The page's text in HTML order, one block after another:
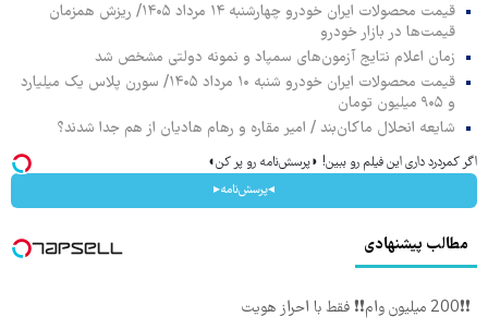
قیمت محصولات ایران خودرو چهارشنبه ۱۴ مرداد ۱۴۰۵/ ریزش همزمان
قیمت‌ها در بازار خودرو
زمان اعلام نتایج آزمون‌های سمپاد و نمونه دولتی مشخص شد
قیمت محصولات ایران خودرو شنبه ۱۰ مرداد ۱۴۰۵/ سورن پلاس یک میلیارد
و ۹۰۵ میلیون تومان
شایعه انحلال ماکان‌بند / امیر مقاره و رهام هادیان از هم جدا شدند؟
اگر کمردرد داری این فیلم رو ببین! ◗پرسش‌نامه رو پر کن◖
◂پرسش‌نامه▸
مطالب پیشنهادی
❗❗200 میلیون وام❗❗ فقط با احراز هویت